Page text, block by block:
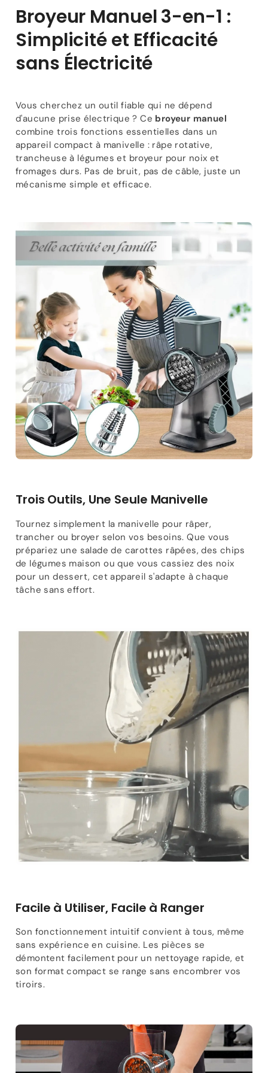
Broyeur
Broyeur
Broyeur Manuel 3-en-1 :
Simplicité et Efficacité
sans Électricité
Vous cherchez un outil fiable qui ne dépend
d'aucune prise électrique ? Ce broyeur manuel
combine trois fonctions essentielles dans un
appareil compact à manivelle : râpe rotative,
trancheuse à légumes et broyeur pour noix et
fromages durs. Pas de bruit, pas de câble, juste un
mécanisme simple et efficace.
Trois Outils, Une Seule Manivelle
Tournez simplement la manivelle pour râper,
trancher ou broyer selon vos besoins. Que vous
prépariez une salade de carottes râpées, des chips
de légumes maison ou que vous cassiez des noix
pour un dessert, cet appareil s'adapte à chaque
tâche sans effort.
Facile à Utiliser, Facile à Ranger
Son fonctionnement intuitif convient à tous, même
sans expérience en cuisine. Les pièces se
démontent facilement pour un nettoyage rapide, et
son format compact se range sans encombrer vos
tiroirs.